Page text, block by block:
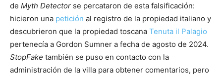
de Myth Detector se percataron de esta falsificación:
hicieron una petición al registro de la propiedad italiano y
descubrieron que la propiedad toscana Tenuta il Palagio
pertenecía a Gordon Sumner a fecha de agosto de 2024.
StopFake también se puso en contacto con la
administración de la villa para obtener comentarios, pero